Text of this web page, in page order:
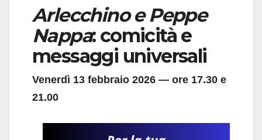
Arlecchino e Peppe
Nappa: comicità e
messaggi universali
Venerdì 13 febbraio 2026 — ore 17.30 e
21.00